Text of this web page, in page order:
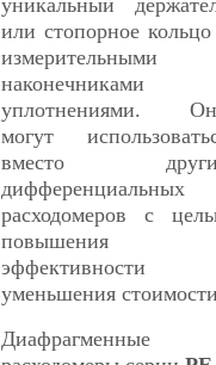
или стопорное
измерительными
наконечниками
уплотнениями.
могут
вместо
дифференциальных
расходомеров с
повышения
эффективности
уменьшения
Диафрагменные